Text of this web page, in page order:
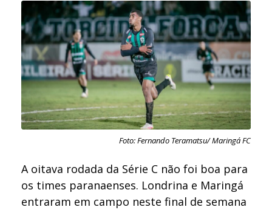
Foto: Fernando Teramatsu/ Maringá FC
A oitava rodada da Série C não foi boa para
os times paranaenses. Londrina e Maringá
entraram em campo neste final de semana